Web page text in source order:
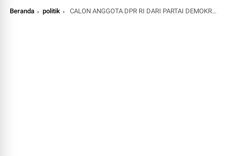
Beranda politik CALON ANGGOTA DPR RI DARI PARTAI DEMOKRASI INDONESIA PERJUANGAN DAPIL JABAR 3